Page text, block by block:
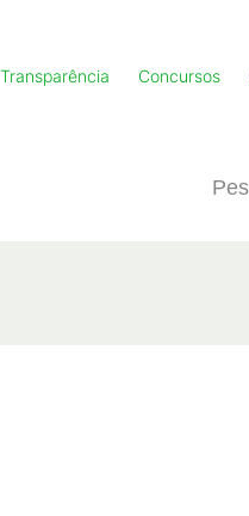
Transparência Concursos